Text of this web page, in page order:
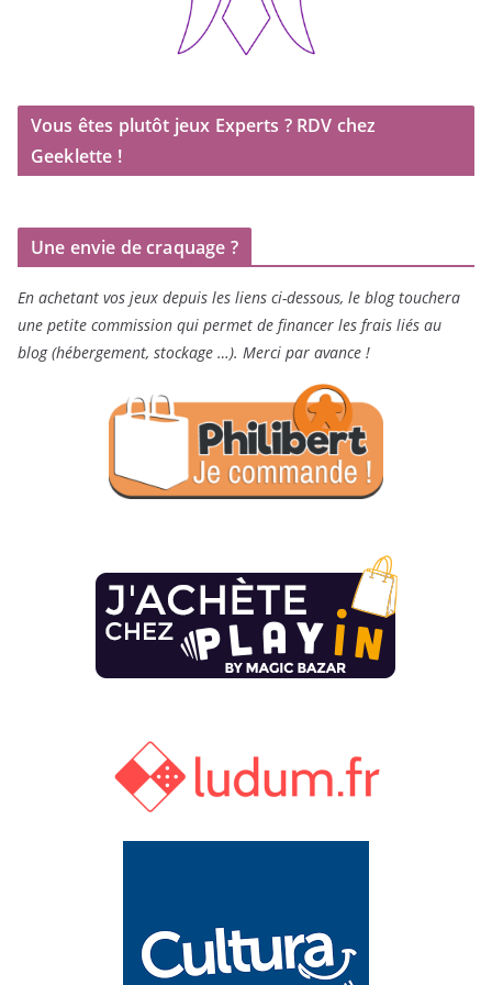
Vous êtes plutôt jeux Experts ? RDV chez
Geeklette !
Une envie de craquage ?
En achetant vos jeux depuis les liens ci-dessous, le blog touchera
une petite commission qui permet de financer les frais liés au
blog (hébergement, stockage …). Merci par avance !